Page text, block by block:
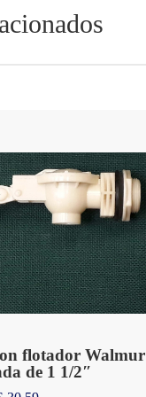
flotador Walmur
de 1 1/2″